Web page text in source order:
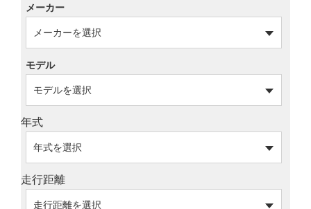
メーカー
モデル
年式
走行距離